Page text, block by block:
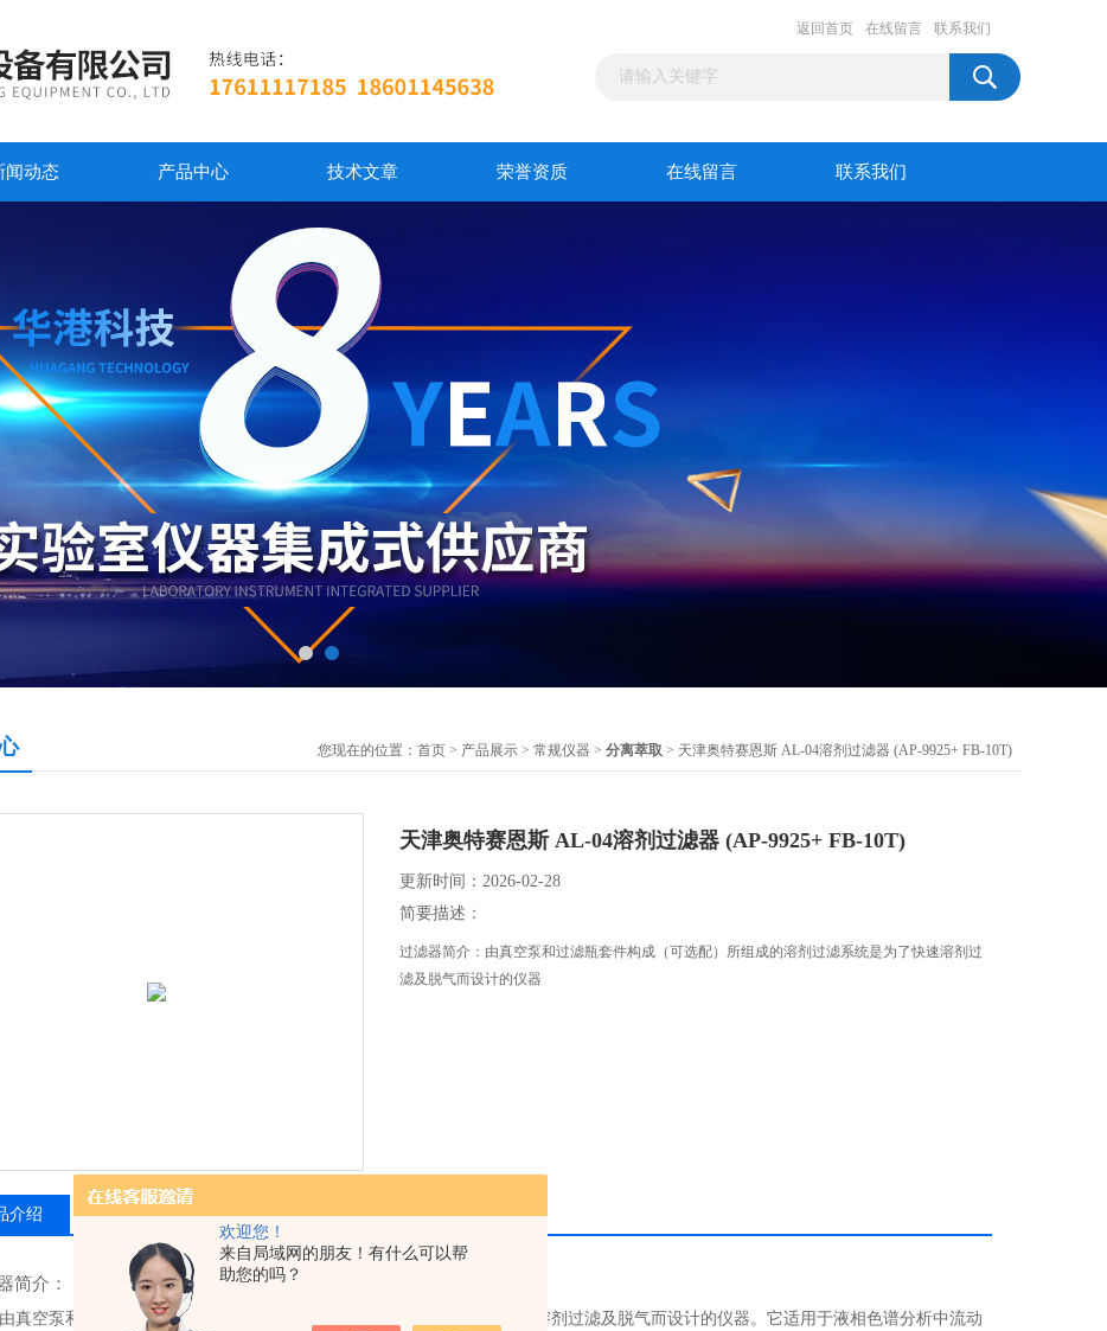
欢迎您！
来自局域网的朋友！有什么可以帮
助您的吗？
返回首页 在线留言 联系我们
闻动态 产品中心 技术文章 荣誉资质 在线留言 联系我们
您现在的位置： 首页 > 产品展示 > 常规仪器 > 分离萃取 > 天津奥特赛恩斯 AL-04溶剂过滤器 (AP-9925+ FB-10T)
天津奥特赛恩斯 AL-04溶剂过滤器 (AP-9925+ FB-10T)
更新时间：2026-02-28
简要描述：
过滤器简介：由真空泵和过滤瓶套件构成（可选配）所组成的溶剂过滤系统是为了快速溶剂过
滤及脱气而设计的仪器
介绍 相关产品 留言询价
简介：
由真空泵和过滤瓶套件构成（可选配 ）所组成的溶剂过滤系统是为了快速溶剂过滤及脱气而设计的仪器。它适用于液相色谱分析中流动